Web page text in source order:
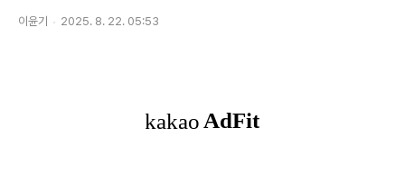
이윤기 2025. 8. 22. 05:53